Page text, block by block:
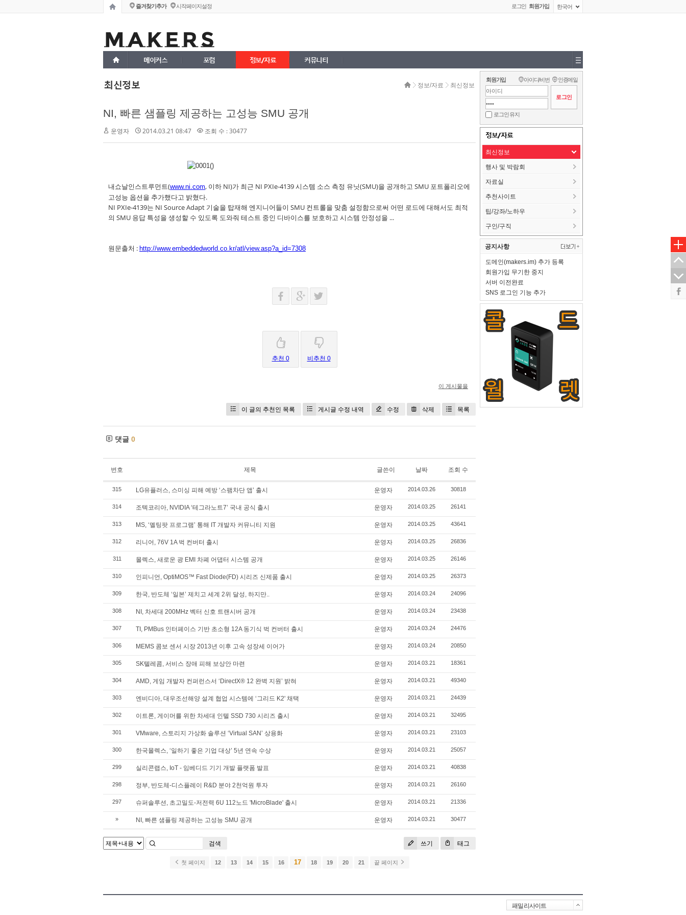
즐겨찾기추가 시작페이지설정 로그인 회원가입 한국어
메이커스 포럼 정보/자료 커뮤니티
최신정보 정보/자료 최신정보
NI, 빠른 샘플링 제공하는 고성능 SMU 공개
운영자 2014.03.21 08:47 조회 수 : 30477
내쇼날인스트루먼트(www.ni.com, 이하 NI)가 최근 NI PXIe-4139 시스템 소스 측정 유닛(SMU)을 공개하고 SMU 포트폴리오에
고성능 옵션을 추가했다고 밝혔다.
NI PXIe-4139는 NI Source Adapt 기술을 탑재해 엔지니어들이 SMU 컨트롤을 맞춤 설정함으로써 어떤 로드에 대해서도 최적
의 SMU 응답 특성을 생성할 수 있도록 도와줘 테스트 중인 디바이스를 보호하고 시스템 안정성을 ...
원문출처 : http://www.embeddedworld.co.kr/atl/view.asp?a_id=7308
추천 0 비추천 0
이 게시물을
이 글의 추천인 목록 게시글 수정 내역 수정 삭제 목록
댓글 0
번호 제목 글쓴이 날짜 조회 수
315 LG유플러스, 스미싱 피해 예방 ‘스팸차단 앱’ 출시 운영자 2014.03.26 30818
314 조텍코리아, NVIDIA ‘테그라노트7’ 국내 공식 출시 운영자 2014.03.25 26141
313 MS, ‘멜팅팟 프로그램’ 통해 IT 개발자 커뮤니티 지원 운영자 2014.03.25 43641
312 리니어, 76V 1A 벅 컨버터 출시 운영자 2014.03.25 26836
311 몰렉스, 새로운 광 EMI 차폐 어댑터 시스템 공개 운영자 2014.03.25 26146
310 인피니언, OptiMOS™ Fast Diode(FD) 시리즈 신제품 출시 운영자 2014.03.25 26373
309 한국, 반도체 ‘일본’ 제치고 세계 2위 달성, 하지만.. 운영자 2014.03.24 24096
308 NI, 차세대 200MHz 벡터 신호 트랜시버 공개 운영자 2014.03.24 23438
307 TI, PMBus 인터페이스 기반 초소형 12A 동기식 벅 컨버터 출시 운영자 2014.03.24 24476
306 MEMS 콤보 센서 시장 2013년 이후 고속 성장세 이어가 운영자 2014.03.24 20850
305 SK텔레콤, 서비스 장애 피해 보상안 마련 운영자 2014.03.21 18361
304 AMD, 게임 개발자 컨퍼런스서 ‘DirectX® 12 완벽 지원’ 밝혀 운영자 2014.03.21 49340
303 엔비디아, 대우조선해양 설계 협업 시스템에 ‘그리드 K2' 채택 운영자 2014.03.21 24439
302 이트론, 게이머를 위한 차세대 인텔 SSD 730 시리즈 출시 운영자 2014.03.21 32495
301 VMware, 스토리지 가상화 솔루션 ‘Virtual SAN’ 상용화 운영자 2014.03.21 23103
300 한국몰렉스, ‘일하기 좋은 기업 대상’ 5년 연속 수상 운영자 2014.03.21 25057
299 실리콘랩스, IoT - 임베디드 기기 개발 플랫폼 발표 운영자 2014.03.21 40838
298 정부, 반도체-디스플레이 R&D 분야 2천억원 투자 운영자 2014.03.21 26160
297 슈퍼솔루션, 초고밀도-저전력 6U 112노드 'MicroBlade' 출시 운영자 2014.03.21 21336
» NI, 빠른 샘플링 제공하는 고성능 SMU 공개 운영자 2014.03.21 30477
쓰기 태그
검색
첫 페이지 12 13 14 15 16 17 18 19 20 21 끝 페이지
회원가입 아이디/비번 인증메일
로그인 유지
정보/자료
최신정보
행사 및 박람회
자료실
추천사이트
팁/강좌/노하우
구인/구직
공지사항
도메인(makers.im) 추가 등록
회원가입 무기한 중지
서버 이전완료
SNS 로그인 기능 추가
패밀리사이트